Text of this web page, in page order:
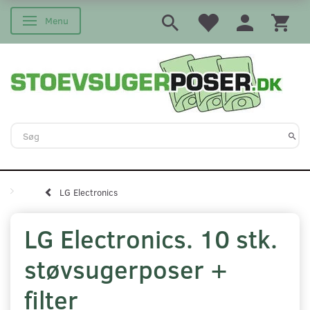
Skifte navigation
Menu
LG Electronics
LG Electronics. 10 stk.
støvsugerposer +
filter